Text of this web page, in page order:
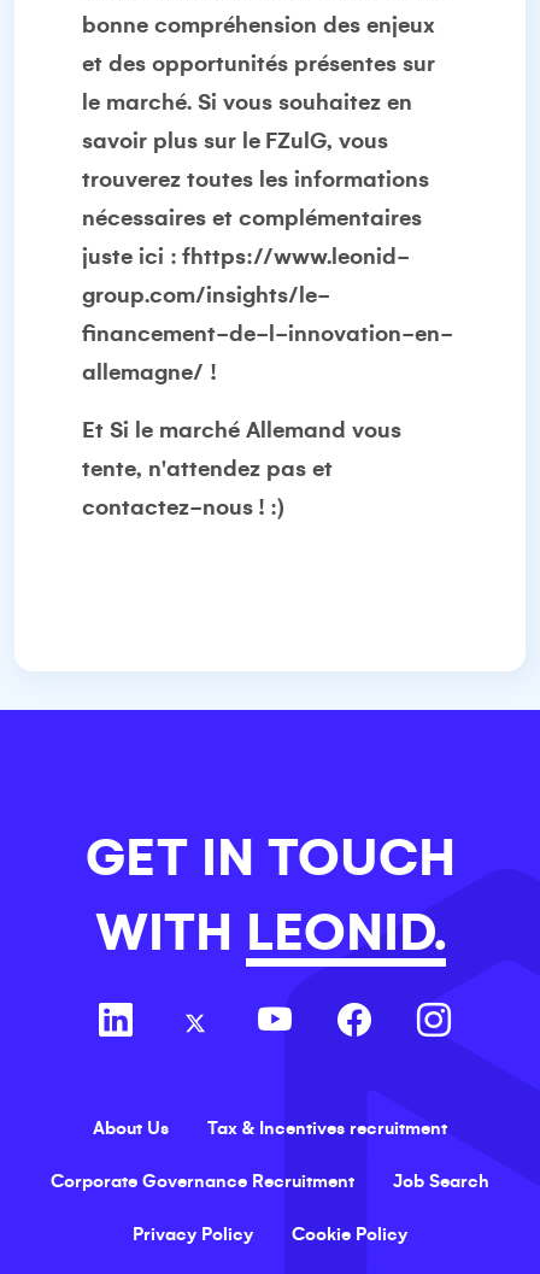
bonne compréhension des enjeux
et des opportunités présentes sur
le marché. Si vous souhaitez en
savoir plus sur le FZul G, vous
trouverez toutes les informations
nécessaires et complémentaires
juste ici : fhttps://www.leonid-
group.com/insights/le-
financement-de-l-innovation-en-
allemagne/ !
Et Si le marché Allemand vous
tente, n'attendez pas et
contactez-nous ! :)
GET IN TOUCH
WITH LEONID.
About Us Tax & Incentives recruitment
Corporate Governance Recruitment Job Search
Privacy Policy Cookie Policy